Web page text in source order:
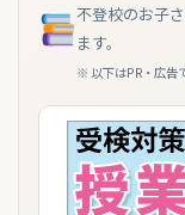
不登校のお子
ます。
※ 以下はPR・広告